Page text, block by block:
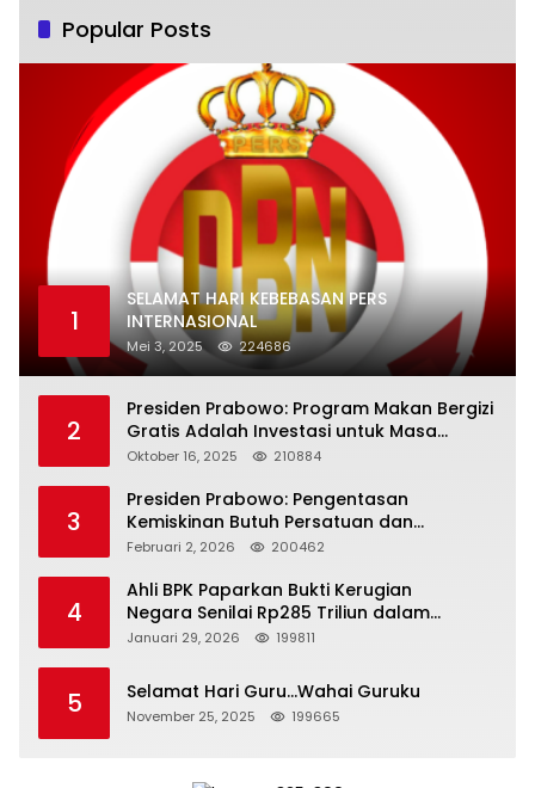
Popular Posts
1
SELAMAT HARI KEBEBASAN PERS
INTERNASIONAL
Mei 3, 2025 224686
2
Presiden Prabowo: Program Makan Bergizi
Gratis Adalah Investasi untuk Masa
Depan Bangsa
Oktober 16, 2025 210884
3
Presiden Prabowo: Pengentasan
Kemiskinan Butuh Persatuan dan
Kepemimpinan yang Bertanggung Jawab
Februari 2, 2026 200462
4
Ahli BPK Paparkan Bukti Kerugian
Negara Senilai Rp285 Triliun dalam
Persidangan Korupsi PT Pertamina
Januari 29, 2026 199811
5 Selamat Hari Guru…Wahai Guruku
November 25, 2025 199665